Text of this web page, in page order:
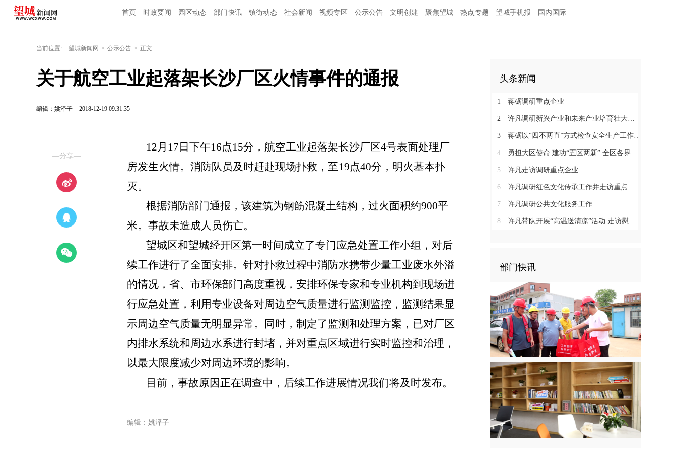
首页 时政要闻 园区动态 部门快讯 镇街动态 社会新闻 视频专区 公示公告 文明创建 聚焦望城 热点专题 望城手机报 国内国际
当前位置: 望城新闻网 > 公示公告 > 正文
关于航空工业起落架长沙厂区火情事件的通报
编辑：姚泽子 2018-12-19 09:31:35
—分享—
12月17日下午16点15分， 航空工业起落架长沙厂区4号表面处理厂
房发生火情。消防队 员及时赶赴现场扑救， 至19点40分， 明火基本扑
灭。
根据消防部门通报， 该建筑为钢筋混凝土结构， 过火面积约900平
米。 事故未造成人员伤亡。
望城区和望城经开区第一时间成立了专门应急处置工作小组， 对后
续工作进行了全面安排。针对扑救过程中消防水携带少量工业废水外溢
的情况，省、市环保部门高度重视，安排环保专家和专业机构到现场进
行应急处置，利用专业设备对周边空气质量进行监测监控，监测结果显
示周边空气质量无明显异常 。 同时，制定了监测和处理方案，已对厂区
内排水系统和周边水系进行封堵， 并对重点区域进行实时监控和治理，
以最大限度减少对周边环境的影响。
目前，事故原因正在调查中 ， 后续工作进展情况我们将及时发布。
编辑：姚泽子
头条新闻
1 蒋砺调研重点企业
2 许凡调研新兴产业和未来产业培育壮大工作
3 蒋砺以“四不两直”方式检查安全生产工作并慰问一线劳动者
4 勇担大区使命 建功“五区两新” 全区各界学习贯彻区党代会精神（三）
5 许凡走访调研重点企业
6 许凡调研红色文化传承工作并走访重点企业
7 许凡调研公共文化服务工作
8 许凡带队开展“高温送清凉”活动 走访慰问一线劳动者
部门快讯